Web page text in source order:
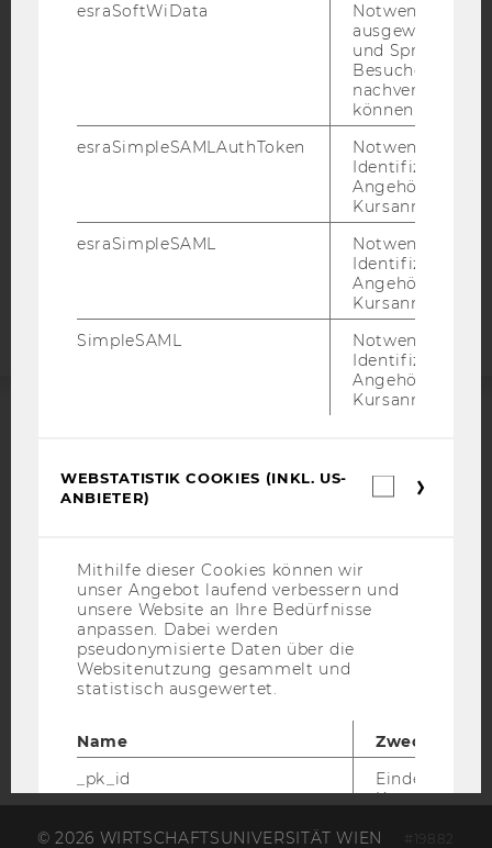
IMPRESSUM
BARRIEREFREIHEITSERKLÄRUNG WEBSEITE
DATENSCHUTZERKLÄRUNG
DATENSCHUTZERKLÄRUNG SOCIAL MEDIA
DATENSCHUTZERKLÄRUNG
STUDIENBEWERBER*INNEN UND STUDIERENDE
Barrierefreiheitserklärung
EQUIS AACSB
AMBA
© 2026 WIRTSCHAFTSUNIVERSITÄT WIEN #19882
esraSoftWiData
Notwendig um
ausgewählte
und
Besuchers
nachverfolgen
können.
esraSimpleSAMLAuthToken
Notwendig zur
Identifizierung
Angehörige/r für
Kursanmeldung.
esraSimpleSAML
Notwendig zur
Identifizierung
Angehörige/r für
Kursanmeldung.
SimpleSAML
Notwendig zur
Identifizierung
Angehörige/r für
Kursanmeldung.
WEBSTATISTIK COOKIES (INKL. US-
ANBIETER)
Mithilfe dieser Cookies können wir
unser Angebot laufend verbessern und
unsere Website an Ihre Bedürfnisse
anpassen. Dabei werden
pseudonymisierte Daten über die
Websitenutzung gesammelt und
statistisch ausgewertet.
Name
Zweck
_pk_id
Eindeutige
Matomo.